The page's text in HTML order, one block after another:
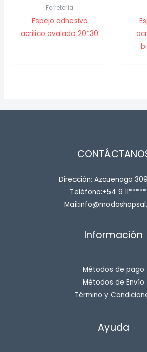
Ferretería
Espejo adhesivo
acrilico ovalado 20*30
Dirección: Azcuenaga
Teléfono:+54 9
Información
Métodos de pago
Métodos de Envío
Término y
Ayuda